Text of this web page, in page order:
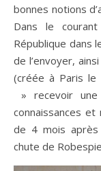
bonnes notions
Dans le
République dans
de l’envoyer,
(créée à Paris
» recevoir une
connaissances
de 4 mois après
chute de